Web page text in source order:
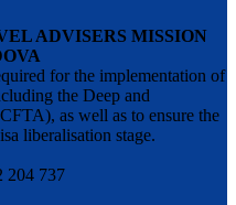
ADVISERS MISSION
for the implementation of
the Deep and
as well as to ensure the
liberalisation stage.
204 737